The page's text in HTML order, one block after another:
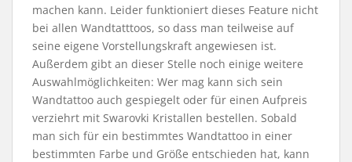
machen kann. Leider funktioniert dieses Feature nicht
bei allen Wandtatttoos, so dass man teilweise auf
seine eigene Vorstellungskraft angewiesen ist.
Außerdem gibt an dieser Stelle noch einige weitere
Auswahlmöglichkeiten: Wer mag kann sich sein
Wandtattoo auch gespiegelt oder für einen Aufpreis
verziehrt mit Swarovki Kristallen bestellen. Sobald
man sich für ein bestimmtes Wandtattoo in einer
bestimmten Farbe und Größe entschieden hat, kann